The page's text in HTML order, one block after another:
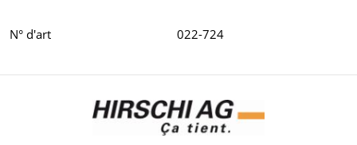
N° d'art 022-724